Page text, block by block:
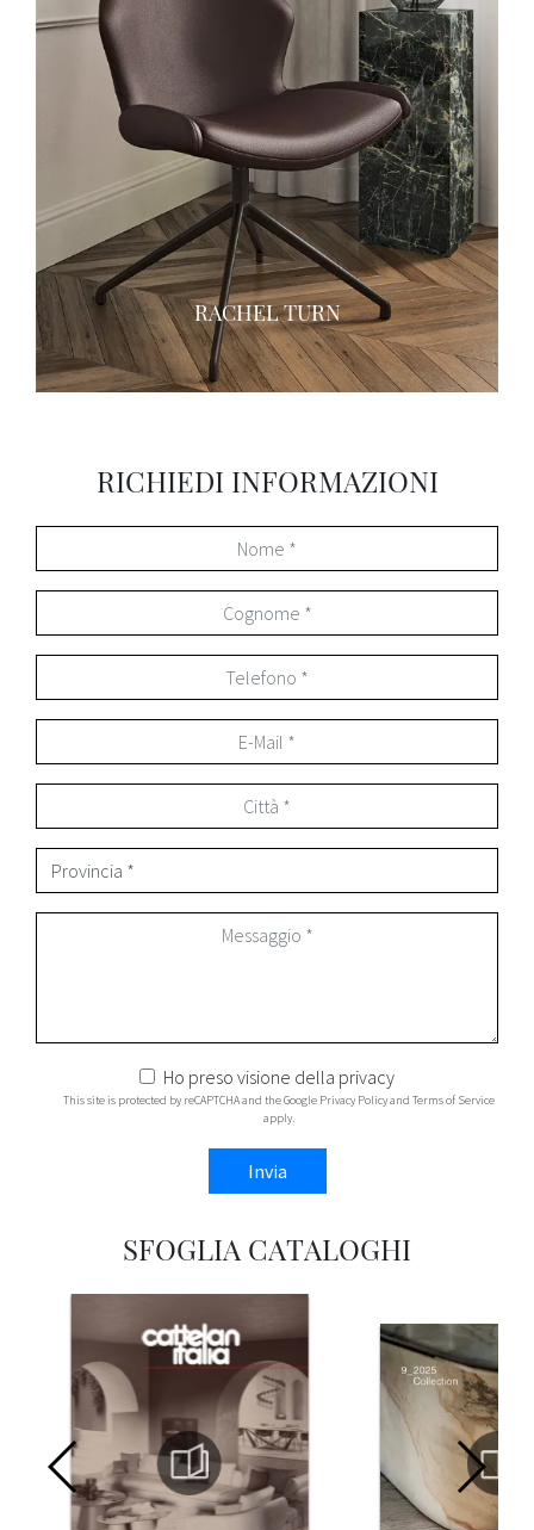
RACHEL TURN
RICHIEDI INFORMAZIONI
Ho preso visione della privacy
This site is protected by reCAPTCHA and the Google Privacy Policyand Terms of Service
apply.
Invia
SFOGLIA CATALOGHI